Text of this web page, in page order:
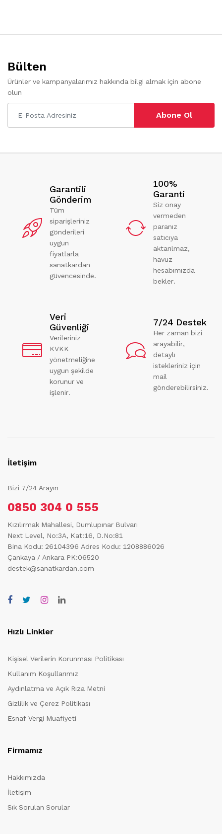
Bülten
Ürünler ve kampanyalarımız hakkında bilgi almak için abone
olun
Abone Ol
Garantili
Gönderim
Tüm
siparişleriniz
gönderileri
uygun
fiyatlarla
sanatkardan
güvencesinde.
100%
Garanti
Siz onay
vermeden
paranız
satıcıya
aktarılmaz,
havuz
hesabımızda
bekler.
Veri
Güvenliği
Verileriniz
KVKK
yönetmeliğine
uygun şekilde
korunur ve
işlenir.
7/24 Destek
Her zaman bizi
arayabilir,
detaylı
istekleriniz için
mail
gönderebilirsiniz.
İletişim
Bizi 7/24 Arayın
0850 304 0 555
Kızılırmak Mahallesi, Dumlupınar Bulvarı
Next Level, No:3A, Kat:16, D.No:81
Bina Kodu: 26104396 Adres Kodu: 1208886026
Çankaya / Ankara PK:06520
destek@sanatkardan.com
Hızlı Linkler
Kişisel Verilerin Korunması Politikası
Kullanım Koşullarımız
Aydınlatma ve Açık Rıza Metni
Gizlilik ve Çerez Politikası
Esnaf Vergi Muafiyeti
Firmamız
Hakkımızda
İletişim
Sık Sorulan Sorular